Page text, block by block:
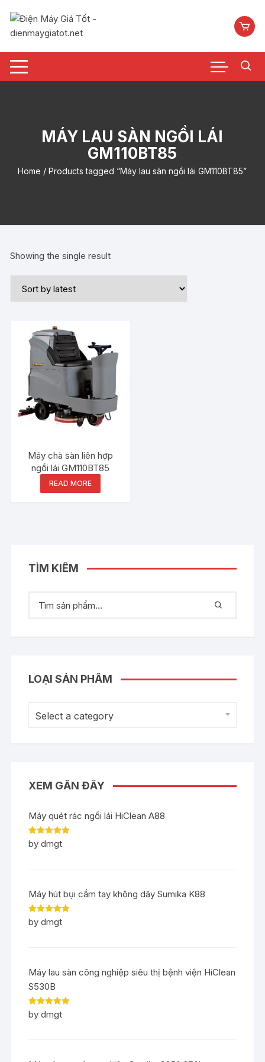
nội
MÁY LAU SÀN NGỒI LÁI
GM110BT85
Home / Products tagged “Máy lau sàn ngồi lái GM110BT85”
Showing the single result
Máy chà sàn liên hợp
ngồi lái GM110BT85
READ MORE
TÌM KIẾM
LOẠI SẢN PHẨM
Select a category
XEM GẦN ĐÂY
Máy quét rác ngồi lái HiClean A88
Rated5out
of 5
by dmgt
Máy hút bụi cầm tay không dây Sumika K88
Rated5out
of 5
by dmgt
Máy lau sàn công nghiệp siêu thị bệnh viện HiClean
S530B
Rated5out
of 5
by dmgt